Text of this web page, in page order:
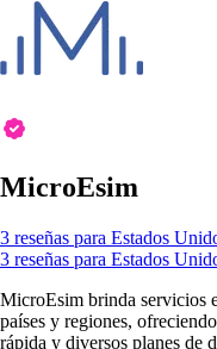
MicroEsim
3 reseñas para Estados
3 reseñas para Estados
MicroEsim brinda servicios
países y regiones,
rápida y diversos planes de